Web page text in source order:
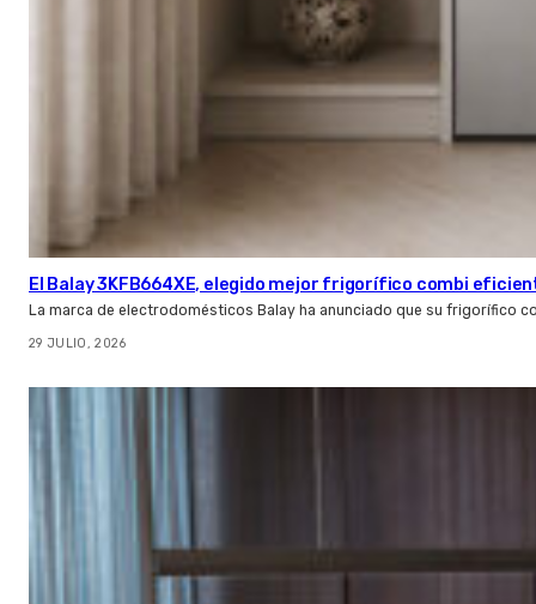
El Balay 3KFB664XE, elegido mejor frigorífico combi
La marca de electrodomésticos Balay ha anunciado que su frigorífico
29 JULIO, 2026